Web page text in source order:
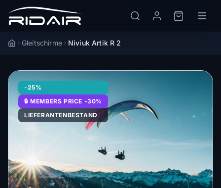
AccueilGleitschirme Niviuk Artik R 2
-25%
🔒 MEMBERS PRICE -30%
LIEFERANTENBESTAND